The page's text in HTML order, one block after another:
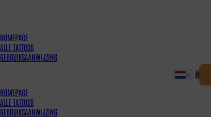
HOMEPAGE
ALLE TATTOOS
GEBRUIKSAANWIJZING
HOMEPAGE
ALLE TATTOOS
GEBRUIKSAANWIJZING
0